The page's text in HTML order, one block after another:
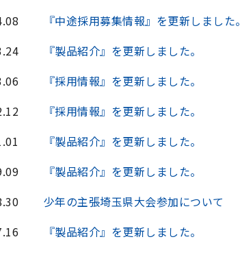
『中途採用募集情報』を更新しました。
『製品紹介』を更新しました。
『採用情報』を更新しました。
『採用情報』を更新しました。
『製品紹介』を更新しました。
『製品紹介』を更新しました。
少年の主張埼玉県大会参加について
『製品紹介』を更新しました。